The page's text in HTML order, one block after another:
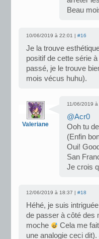
Beau
10/06/2019 à 22:01 | #16
Je la trouve
positif de cette série
passé, je le trouve
mois vécus huhu).
Valeriane
11/06/2019
@Acr0
Ooh tu
(Enfin
Oui!
San
Je crois
12/06/2019 à 18:37 | #18
Héhé, je suis
de passer à côté des
moche
Cela me
une analogie ceci